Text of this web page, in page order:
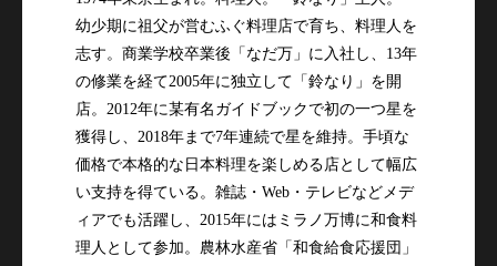
幼少期に祖父が営むふぐ料理店で育ち、料理人を
志す。商業学校卒業後「なだ万」に入社し、13年
の修業を経て2005年に独立して「鈴なり」を開
店。2012年に某有名ガイドブックで初の一つ星を
獲得し、2018年まで7年連続で星を維持。手頃な
価格で本格的な日本料理を楽しめる店として幅広
い支持を得ている。雑誌・Web・テレビなどメデ
ィアでも活躍し、2015年にはミラノ万博に和食料
理人として参加。農林水産省「和食給食応援団」